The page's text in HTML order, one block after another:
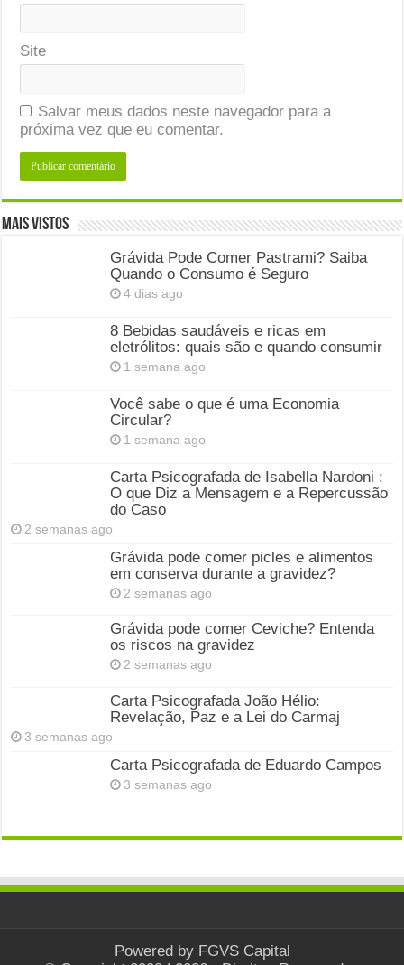
Site
Salvar meus dados neste navegador para a
próxima vez que eu comentar.
Mais Vistos
Grávida Pode Comer Pastrami? Saiba
Quando o Consumo é Seguro
4 dias ago
8 Bebidas saudáveis e ricas em
eletrólitos: quais são e quando consumir
1 semana ago
Você sabe o que é uma Economia
Circular?
1 semana ago
Carta Psicografada de Isabella Nardoni :
O que Diz a Mensagem e a Repercussão
do Caso
2 semanas ago
Grávida pode comer picles e alimentos
em conserva durante a gravidez?
2 semanas ago
Grávida pode comer Ceviche? Entenda
os riscos na gravidez
2 semanas ago
Carta Psicografada João Hélio:
Revelação, Paz e a Lei do Carmaj
3 semanas ago
Carta Psicografada de Eduardo Campos
3 semanas ago
Powered by FGVS Capital